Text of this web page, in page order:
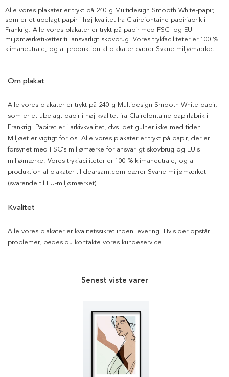
Alle vores plakater er trykt på 240 g Multidesign Smooth White-papir,
som er et ubelagt papir i høj kvalitet fra Clairefontaine papirfabrik i
Frankrig. Alle vores plakater er trykt på papir med FSC- og EU-
miljømærketiketter til ansvarligt skovbrug. Vores trykfaciliteter er 100 %
klimaneutrale, og al produktion af plakater bærer Svane-miljømærket.
Om plakat
Alle vores plakater er trykt på 240 g Multidesign Smooth White-papir,
som er et ubelagt papir i høj kvalitet fra Clairefontaine papirfabrik i
Frankrig. Papiret er i arkivkvalitet, dvs. det gulner ikke med tiden.
Miljøet er vigtigt for os. Alle vores plakater er trykt på papir, der er
forsynet med FSC's miljømærke for ansvarligt skovbrug og EU's
miljømærke. Vores trykfaciliteter er 100 % klimaneutrale, og al
produktion af plakater til dearsam.com bærer Svane-miljømærket
(svarende til EU-miljømærket).
Kvalitet
Alle vores plakater er kvalitetssikret inden levering. Hvis der opstår
problemer, bedes du kontakte vores kundeservice.
Senest viste varer